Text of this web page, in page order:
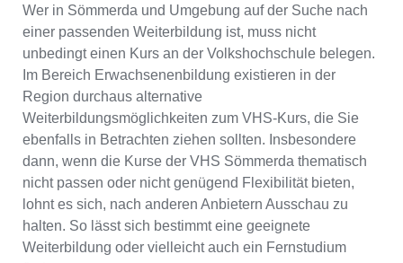
Wer in Sömmerda und Umgebung auf der Suche nach
einer passenden Weiterbildung ist, muss nicht
unbedingt einen Kurs an der Volkshochschule belegen.
Im Bereich Erwachsenenbildung existieren in der
Region durchaus alternative
Weiterbildungsmöglichkeiten zum VHS-Kurs, die Sie
ebenfalls in Betrachten ziehen sollten. Insbesondere
dann, wenn die Kurse der VHS Sömmerda thematisch
nicht passen oder nicht genügend Flexibilität bieten,
lohnt es sich, nach anderen Anbietern Ausschau zu
halten. So lässt sich bestimmt eine geeignete
Weiterbildung oder vielleicht auch ein Fernstudium